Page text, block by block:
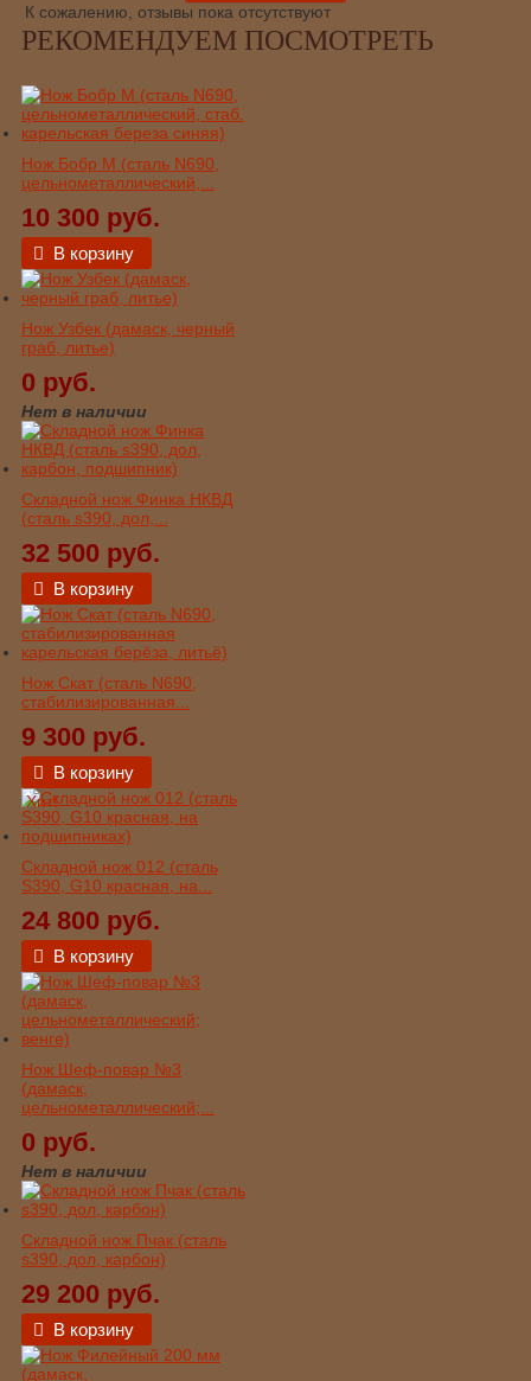
К сожалению, отзывы пока отсутствуют
РЕКОМЕНДУЕМ ПОСМОТРЕТЬ
Нож Бобр М (сталь N690,
цельнометаллический,...
10 300 руб.
В корзину
Нож Узбек (дамаск, черный
граб, литье)
0 руб.
Нет в наличии
Складной нож Финка НКВД
(сталь s390, дол,...
32 500 руб.
В корзину
Нож Скат (сталь N690,
стабилизированная...
9 300 руб.
В корзину
Хит!
Складной нож 012 (сталь
S390, G10 красная, на...
24 800 руб.
В корзину
Нож Шеф-повар №3
(дамаск,
цельнометаллический;...
0 руб.
Нет в наличии
Складной нож Пчак (сталь
s390, дол, карбон)
29 200 руб.
В корзину